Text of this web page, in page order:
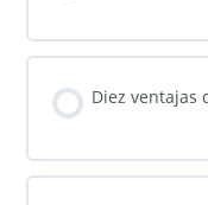
Diez ventajas